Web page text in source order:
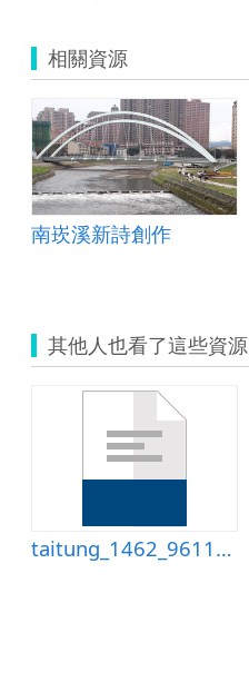
相關資源
南崁溪新詩創作
其他人也看了這些資源
taitung_1462_9611康軒三上寫作資料5